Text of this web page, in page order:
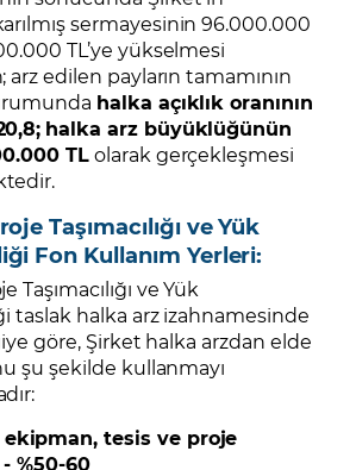
sermayesinin 96.000.000
TL’ye yükselmesi
edilen payların tamamının
halka açıklık oranının
halka arz büyüklüğünün
TLolarak gerçekleşmesi
Taşımacılığı ve Yük
Fon Kullanım Yerleri:
Taşımacılığı ve Yük
taslak halka arz izahnamesinde
göre, Şirket halka arzdan elde
şu şekilde kullanmayı
ekipman, tesis ve proje
- %50-60